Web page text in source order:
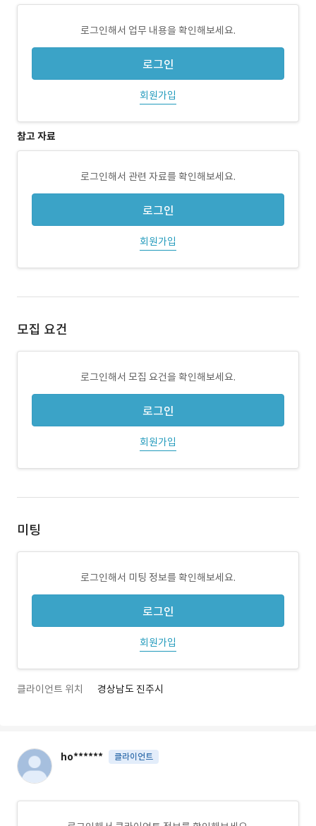
로그인해서 업무 내용을 확인해보세요.
로그인
회원가입
참고 자료
로그인해서 관련 자료를 확인해보세요.
로그인
회원가입
모집 요건
로그인해서 모집 요건을 확인해보세요.
로그인
회원가입
미팅
로그인해서 미팅 정보를 확인해보세요.
로그인
회원가입
클라이언트 위치 경상남도 진주시
ho****** 클라이언트